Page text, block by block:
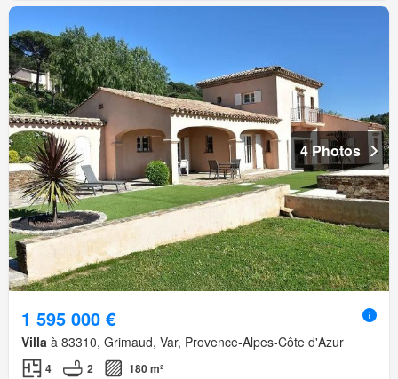
4 Photos
1 595 000 €
Villa à 83310, Grimaud, Var, Provence-Alpes-Côte d'Azur
4 2 180 m²